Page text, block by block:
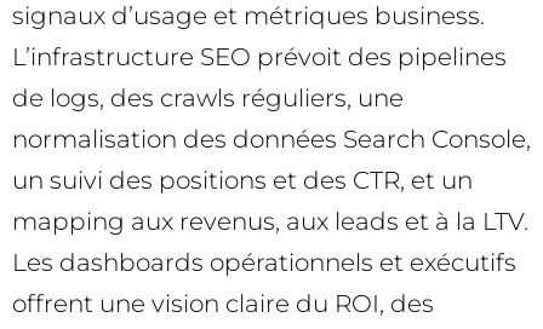
signaux d’usage et métriques business.
L’infrastructure SEO prévoit des pipelines
de logs, des crawls réguliers, une
normalisation des données Search Console,
un suivi des positions et des CTR, et un
mapping aux revenus, aux leads et à la LTV.
Les dashboards opérationnels et exécutifs
offrent une vision claire du ROI, des